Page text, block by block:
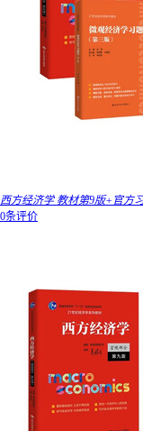
西方经济学 教材第9版+官方
0条评价